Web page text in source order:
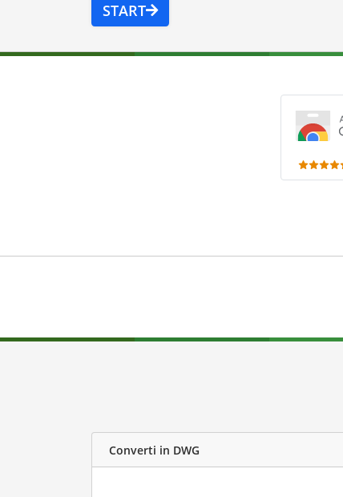
START
Converti in DWG